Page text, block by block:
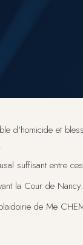
d'homicide et
suffisant entre
la Cour de Nancy.
de Me